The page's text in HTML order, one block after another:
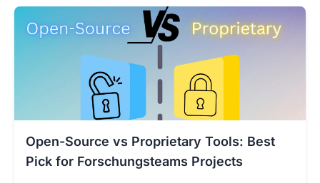
Open-Source vs Proprietary Tools: Best
Pick for Forschungsteams Projects